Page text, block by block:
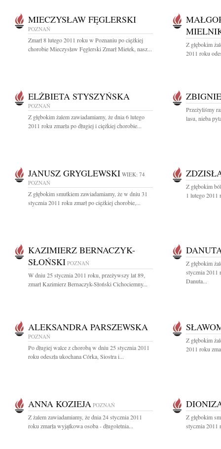
MIECZYSŁAW FĘGLERSKI
POZNAŃ
Zmarł 8 lutego 2011 roku w Poznaniu po ciężkiej
chorobie Mieczysław Fęglerski Zmarł Mietek, nasz...
Z głębokim
2011 roku
ELŻBIETA STYSZYŃSKA
POZNAŃ
Z głębokim żalem zawiadamiamy, że dnia 6 lutego
2011 roku zmarła po długiej i ciężkiej chorobie...
Przeżyliśmy
lasu, nieba
JANUSZ GRYGLEWSKI WIEK: 74
POZNAŃ
Z głębokim smutkiem zawiadamiamy, że w dniu 31
stycznia 2011 roku zmarł po ciężkiej chorobie,...
Z głębokim
1 lutego 2011
KAZIMIERZ BERNACZYK-
SŁOŃSKI POZNAŃ
W dniu 25 stycznia 2011 roku, przeżywszy lat 89,
zmarł Kazimierz Bernaczyk-Słoński Cichociemny...
Z głębokim
stycznia 2011
Danuta...
ALEKSANDRA PARSZEWSKA
POZNAŃ
Po długiej walce z chorobą w dniu 25 stycznia 2011
roku odeszła ukochana Córka, Siostra i...
Z głębokim
2011 roku
ANNA KOZIEJA POZNAŃ
Z żalem zawiadamiamy, że dnia 24 stycznia 2011
roku zmarła wyjątkowa osoba - długoletnia...
Z głębokim
stycznia 2011